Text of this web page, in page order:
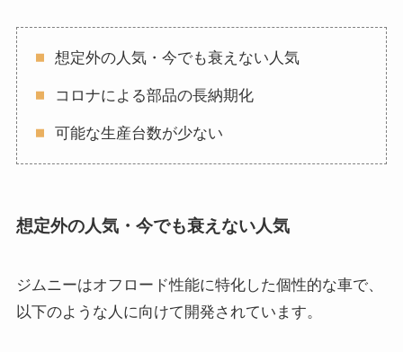
想定外の人気・今でも衰えない人気
コロナによる部品の長納期化
可能な生産台数が少ない
想定外の人気・今でも衰えない人気
ジムニーはオフロード性能に特化した個性的な車で、
以下のような人に向けて開発されています。